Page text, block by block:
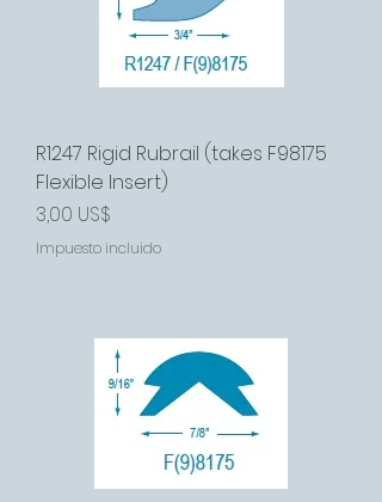
R1247 Rigid Rubrail (takes F98175
Flexible Insert)
Precio
3,00 US$
Impuesto incluido